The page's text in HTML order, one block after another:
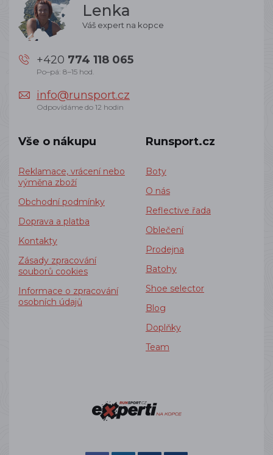
Lenka
Váš expert na kopce
+420 774 118 065
Po–pá: 8–15 hod.
info@runsport.cz
Odpovídáme do 12 hodin
Vše o nákupu
Reklamace, vrácení nebo
výměna zboží
Obchodní podmínky
Doprava a platba
Kontakty
Zásady zpracování
souborů cookies
Informace o zpracování
osobních údajů
Runsport.cz
Boty
O nás
Reflective řada
Oblečení
Prodejna
Batohy
Shoe selector
Blog
Doplňky
Team